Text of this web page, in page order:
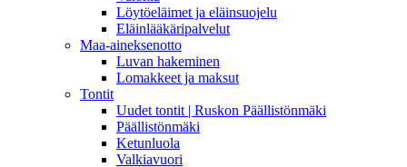
Löytöeläimet ja eläinsuojelu
Eläinlääkäripalvelut
Maa-aineksenotto
Luvan hakeminen
Lomakkeet ja maksut
Tontit
Uudet tontit | Ruskon Päällistönmäki
Päällistönmäki
Ketunluola
Valkiavuori